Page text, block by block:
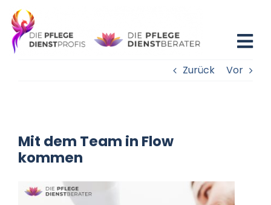
Zum
Inhalt
springen
Zurück Vor
Mit dem Team in Flow
kommen